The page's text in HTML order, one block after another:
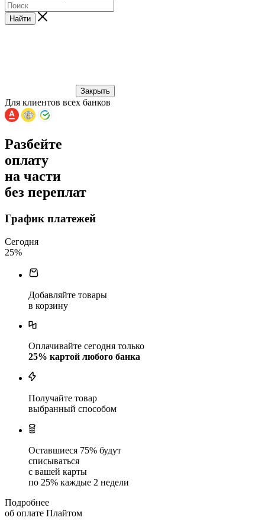
Найти
Закрыть
Для клиентов всех банков
Разбейте
оплату
на части
без переплат
График платежей
Сегодня
25%
Добавляйте товары
в корзину
Оплачивайте сегодня только
25% картой любого банка
Получайте товар
выбранный способом
Оставшиеся 75% будут
списываться
с вашей карты
по 25% каждые 2 недели
Подробнее
об оплате Плайтом